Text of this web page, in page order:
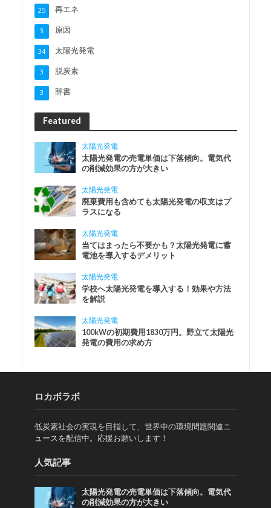
再エネ
25
原因
3
太陽光発電
34
脱炭素
3
辞書
3
Featured
太陽光発電
太陽光発電の売電単価は下落傾向。電気代
の削減効果の方が大きい
太陽光発電
廃棄費用も含めても太陽光発電の収支はプ
ラスになる
太陽光発電
当てはまったら不要かも？太陽光発電に蓄
電池を導入するデメリット
太陽光発電
学校へ太陽光発電を導入する！効果や方法
を解説
太陽光発電
100kWの初期費用1830万円。野立て太陽光
発電の費用の求め方
ロカボラボ
低炭素社会の実現を目指して、世界中の環境問題関連ニ
ュースを配信中。応援お願いします！
人気記事
太陽光発電の売電単価は下落傾向。電気代
の削減効果の方が大きい